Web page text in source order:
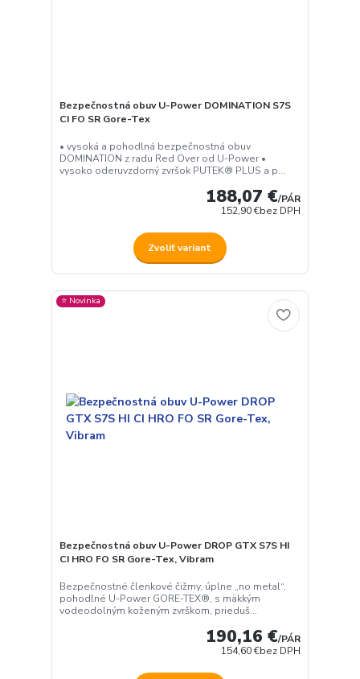
Bezpečnostná obuv U-Power DOMINATION S7S
CI FO SR Gore-Tex
• vysoká a pohodlná bezpečnostná obuv
DOMINATION z radu Red Over od U-Power •
vysoko oderuvzdorný zvršok PUTEK® PLUS a p...
188,07 €/PÁR
152,90 €bez DPH
Zvoliť variant
⭐️ Novinka
Bezpečnostná obuv U-Power DROP GTX S7S HI
CI HRO FO SR Gore-Tex, Vibram
Bezpečnostné členkové čižmy, úplne „no metal“,
pohodlné U-Power GORE-TEX®, s mäkkým
vodeodolným koženým zvrškom, prieduš...
190,16 €/PÁR
154,60 €bez DPH